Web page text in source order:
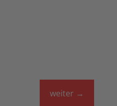
weiter →